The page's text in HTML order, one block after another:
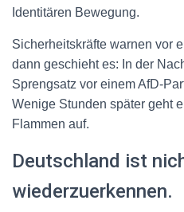
Identitären Bewegung.
Sicherheitskräfte warnen vor
dann geschieht es: In der
Sprengsatz vor einem AfD-
Wenige Stunden später geht
Flammen auf.
Deutschland ist
wiederzuerkennen.